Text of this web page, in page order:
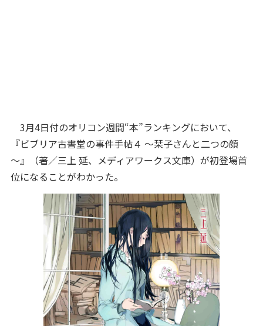
3月4日付のオリコン週間“本”ランキングにおいて、
『ビブリア古書堂の事件手帖４ ～栞子さんと二つの顔
～』（著／三上 延、メディアワークス文庫）が初登場首
位になることがわかった。